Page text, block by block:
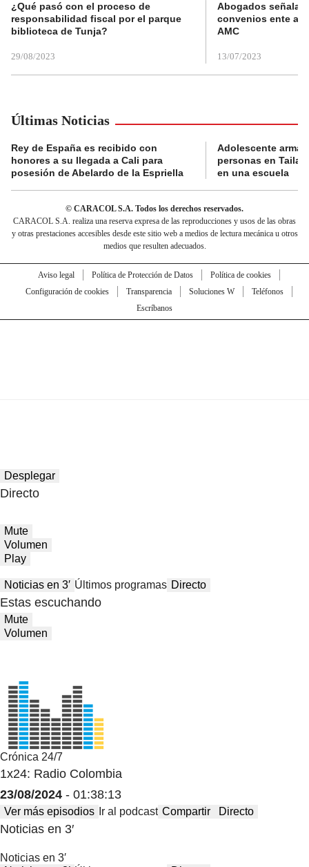
¿Qué pasó con el proceso de
responsabilidad fiscal por el parque
biblioteca de Tunja?
29/08/2023
Abogados
convenios ente
AMC
13/07/2023
Últimas Noticias
Rey de España es recibido con
honores a su llegada a Cali para
posesión de Abelardo de la Espriella
Adolescente
personas en
en una escuela
© CARACOL S.A. Todos los derechos reservados.
CARACOL S.A. realiza una reserva expresa de las reproducciones y usos de las obras
y otras prestaciones accesibles desde este sitio web a medios de lectura mecánica u otros
medios que resulten adecuados.
Aviso legal Política de Protección de Datos
Política de cookies
Configuración de cookies
Transparencia Soluciones W
Teléfonos
Escríbanos
Desplegar
Directo
Mute
Volumen
Play
Noticias en 3′ Últimos programas Directo
Estas escuchando
Mute
Volumen
Crónica 24/7
1x24: Radio Colombia
23/08/2024 - 01:38:13
Ver más episodios Ir al podcast Compartir Directo
Noticias en 3′
Noticias en 3′